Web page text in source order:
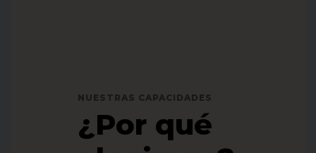
NUESTRAS CAPACIDADES
¿Por qué